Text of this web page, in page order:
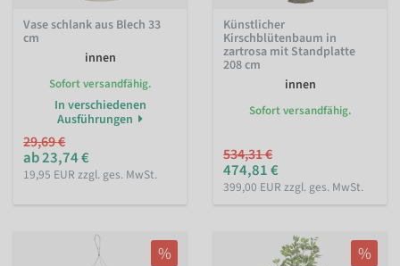
Vase schlank aus Blech 33
cm
innen
Sofort versandfähig.
In verschiedenen
Ausführungen
29,69 €
ab 23,74 €
19,95 EUR zzgl. ges. MwSt.
Künstlicher
Kirschblütenbaum in
zartrosa mit Standplatte
208 cm
innen
Sofort versandfähig.
534,31 €
474,81 €
399,00 EUR zzgl. ges. MwSt.
% %